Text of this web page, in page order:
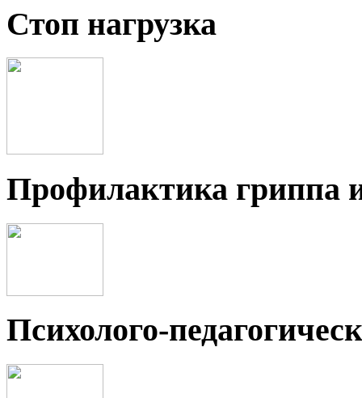
Стоп нагрузка
Профилактика
Психолого-